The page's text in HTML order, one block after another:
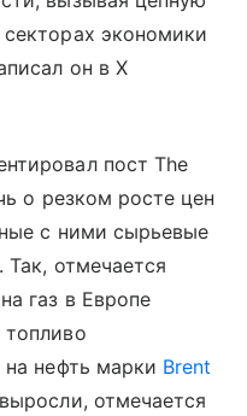
экономики
он в Х
пост The
о резком росте цен
с ними сырьевые
отмечается
газ в Европе
нефть марки Brent
отмечается